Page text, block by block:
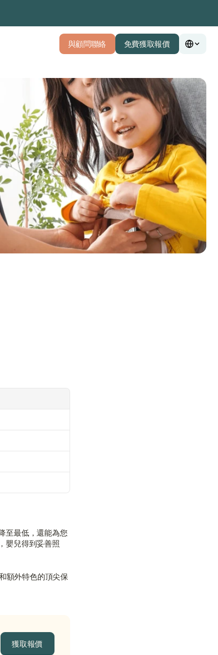
與顧問聯絡 免費獲取報價
至最低，還能為您
嬰兒得到妥善照
額外特色的頂尖保
獲取報價